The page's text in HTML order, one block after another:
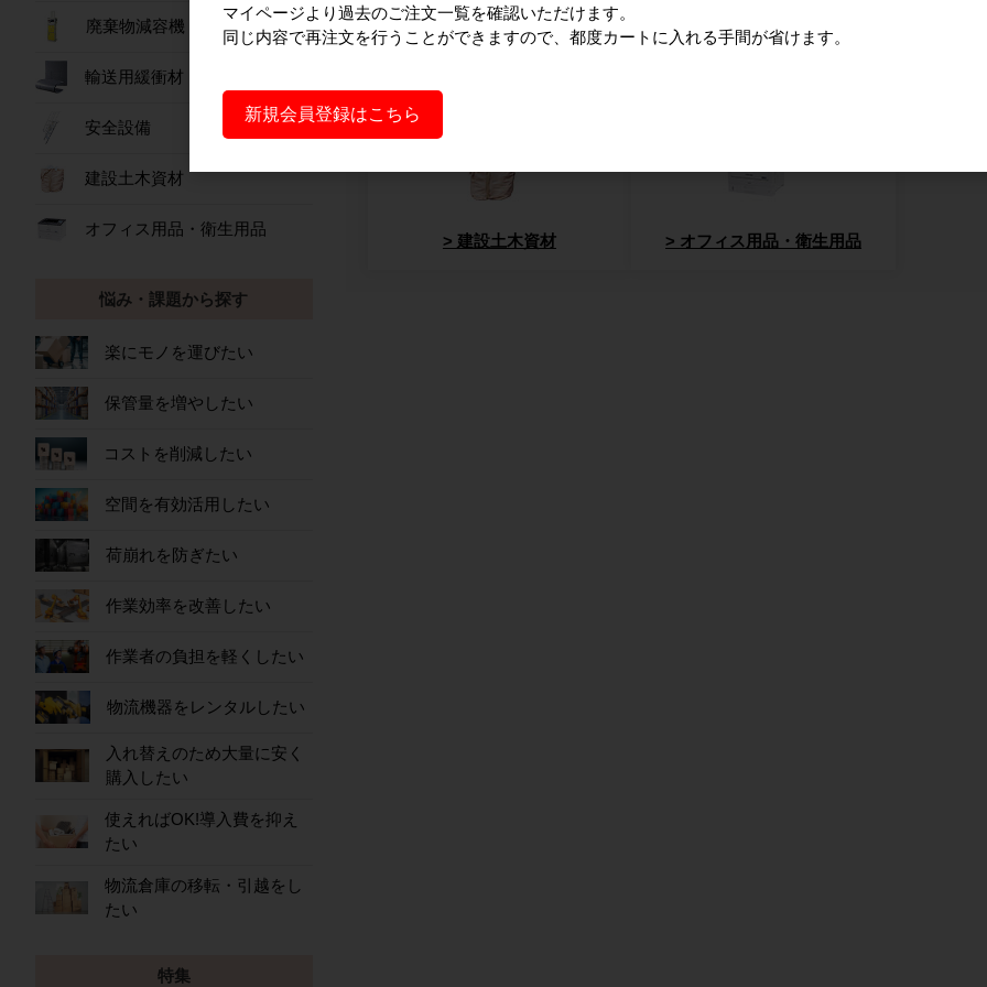
建設土木資材 オフィス用品・衛生用品
廃棄物減容機
輸送用緩衝材
安全設備
建設土木資材
オフィス用品・衛生用品
悩み・課題から探す
楽にモノを運びたい
保管量を増やしたい
コストを削減したい
空間を有効活用したい
荷崩れを防ぎたい
作業効率を改善したい
作業者の負担を軽くしたい
物流機器をレンタルしたい
入れ替えのため大量に安く
購入したい
使えればOK!導入費を抑え
たい
物流倉庫の移転・引越をし
たい
特集
マイページより過去のご注文一覧を確認いただけます。
同じ内容で再注文を行うことができますので、都度カートに入れる手間が省けます。
新規会員登録はこちら